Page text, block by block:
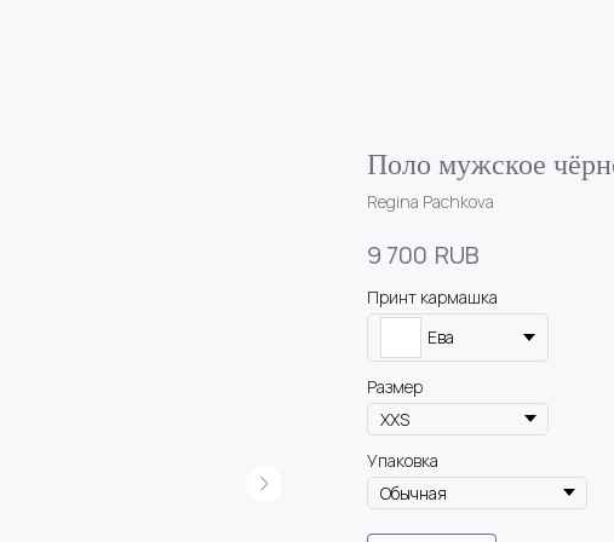
Поло мужское
Regina Pachkova
9 700 RUB
Принт кармашка
Ева
Размер
Упаковка